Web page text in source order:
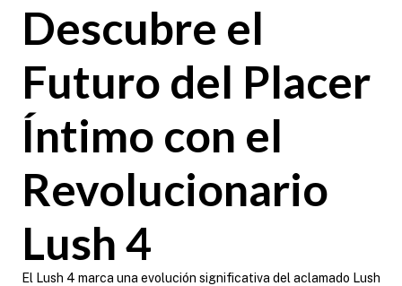
Descubre el
Futuro del Placer
Íntimo con el
Revolucionario
Lush 4
El Lush 4 marca una evolución significativa del aclamado Lush